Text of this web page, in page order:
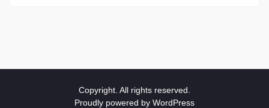
Copyright. All rights reserved.
Proudly powered by WordPress